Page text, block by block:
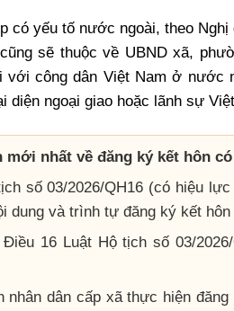
có yếu tố nước ngoài, theo
sẽ thuộc về UBND xã,
công dân Việt Nam ở nước
diện ngoại giao hoặc lãnh sự
mới nhất về đăng ký kết hôn
số 03/2026/QH16 (có hiệu
dung và trình tự đăng ký kết
Điều 16 Luật Hộ tịch số 03/
nhân dân cấp xã thực hiện